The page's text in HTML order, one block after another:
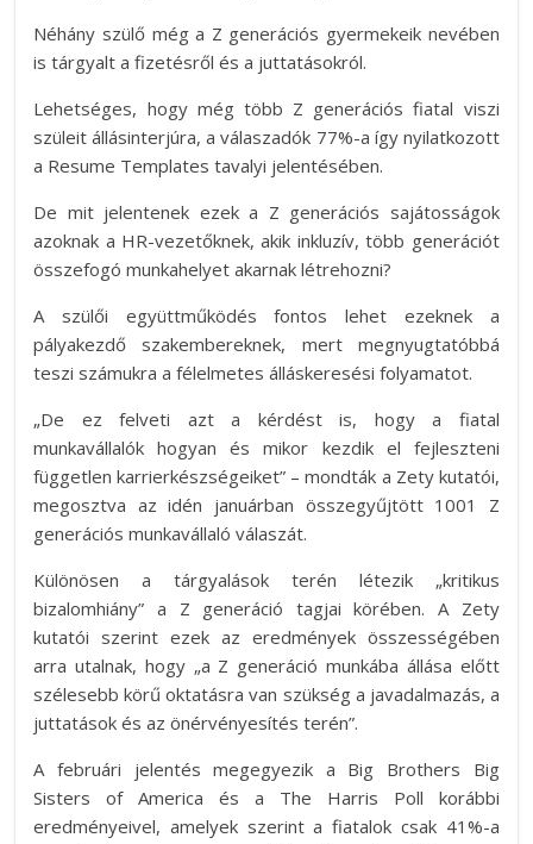
Néhány szülő még a Z generációs gyermekeik nevében
is tárgyalt a fizetésről és a juttatásokról.
Lehetséges, hogy még több Z generációs fiatal viszi
szüleit állásinterjúra, a válaszadók 77%-a így nyilatkozott
a Resume Templates tavalyi jelentésében.
De mit jelentenek ezek a Z generációs sajátosságok
azoknak a HR-vezetőknek, akik inkluzív, több generációt
összefogó munkahelyet akarnak létrehozni?
A szülői együttműködés fontos lehet ezeknek a
pályakezdő szakembereknek, mert megnyugtatóbbá
teszi számukra a félelmetes álláskeresési folyamatot.
„De ez felveti azt a kérdést is, hogy a fiatal
munkavállalók hogyan és mikor kezdik el fejleszteni
független karrierkészségeiket” – mondták a Zety kutatói,
megosztva az idén januárban összegyűjtött 1001 Z
generációs munkavállaló válaszát.
Különösen a tárgyalások terén létezik „kritikus
bizalomhiány” a Z generáció tagjai körében. A Zety
kutatói szerint ezek az eredmények összességében
arra utalnak, hogy „a Z generáció munkába állása előtt
szélesebb körű oktatásra van szükség a javadalmazás, a
juttatások és az önérvényesítés terén”.
A februári jelentés megegyezik a Big Brothers Big
Sisters of America és a The Harris Poll korábbi
eredményeivel, amelyek szerint a fiatalok csak 41%-a